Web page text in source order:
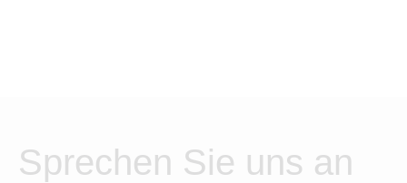
Sprechen Sie uns an